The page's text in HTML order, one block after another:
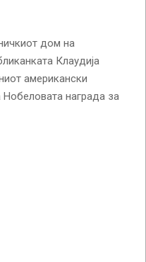
дом на
Клаудија
американски
награда за